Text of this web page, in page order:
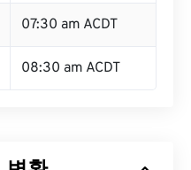
07:30 am ACDT
08:30 am ACDT